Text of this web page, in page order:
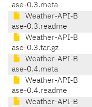
ase-0.3.meta
Weather-API-B
ase-0.3.readme
Weather-API-B
ase-0.3.tar.gz
Weather-API-B
ase-0.4.meta
Weather-API-B
ase-0.4.readme
Weather-API-B